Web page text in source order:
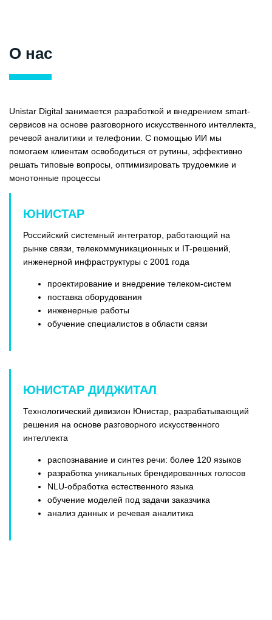
О нас
Unistar Digital занимается разработкой и внедрением smart-
сервисов на основе разговорного искусственного интеллекта,
речевой аналитики и телефонии. С помощью ИИ мы
помогаем клиентам освободиться от рутины, эффективно
решать типовые вопросы, оптимизировать трудоемкие и
монотонные процессы
ЮНИСТАР
Российский системный интегратор, работающий на
рынке связи, телекоммуникационных и IT-решений,
инженерной инфраструктуры c 2001 года
проектирование и внедрение телеком-систем
поставка оборудования
инженерные работы
обучение специалистов в области связи
ЮНИСТАР ДИДЖИТАЛ
Технологический дивизион Юнистар, разрабатывающий
решения на основе разговорного искусственного
интеллекта
распознавание и синтез речи: более 120 языков
разработка уникальных брендированных голосов
NLU-обработка естественного языка
обучение моделей под задачи заказчика
анализ данных и речевая аналитика